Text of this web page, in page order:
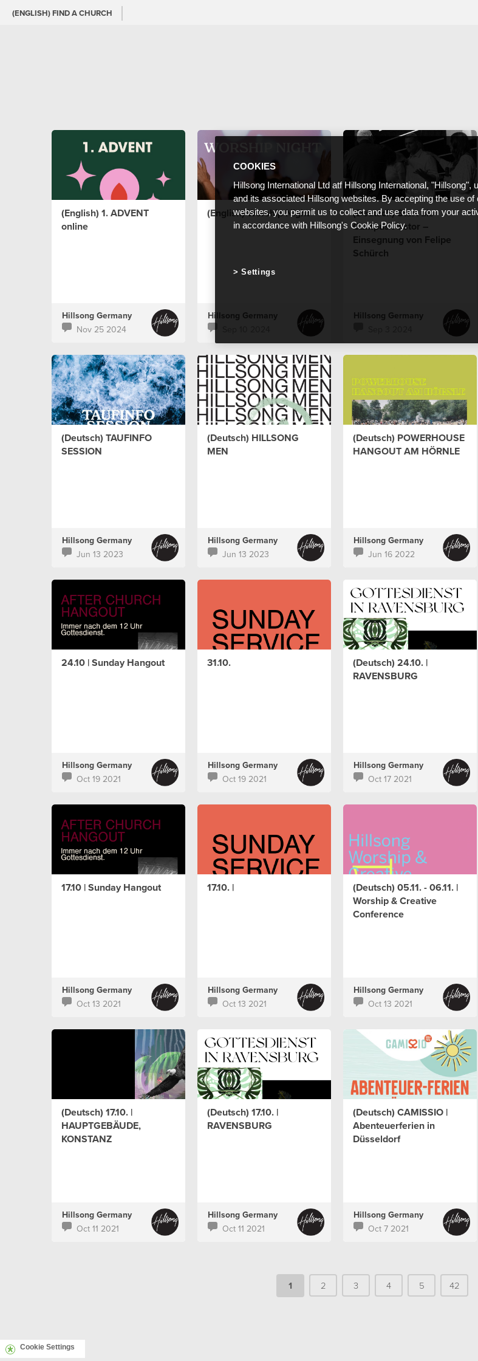
(ENGLISH) FIND A CHURCH
(English) 1. ADVENT
online
Hillsong Germany
Nov 25 2024
(English) Worship Night
Hillsong Germany
(Deutsch) Start als
Campus Pastor –
Einsegnung von Felipe
Schürch
Hillsong Germany
(Deutsch) TAUFINFO
SESSION
Hillsong Germany
Jun 13 2023
(Deutsch) HILLSONG
MEN
Hillsong Germany
Jun 13 2023
(Deutsch) POWERHOUSE
HANGOUT AM HÖRNLE
Hillsong Germany
Jun 16 2022
24.10 | Sunday Hangout
Hillsong Germany
Oct 19 2021
31.10.
Hillsong Germany
Oct 19 2021
(Deutsch) 24.10. |
RAVENSBURG
Hillsong Germany
Oct 17 2021
17.10 | Sunday Hangout
Hillsong Germany
Oct 13 2021
17.10. |
Hillsong Germany
Oct 13 2021
(Deutsch) 05.11. - 06.11. |
Worship & Creative
Conference
Hillsong Germany
Oct 13 2021
(Deutsch) 17.10. |
HAUPTGEBÄUDE,
KONSTANZ
Hillsong Germany
Oct 11 2021
(Deutsch) 17.10. |
RAVENSBURG
Hillsong Germany
Oct 11 2021
(Deutsch) CAMISSIO |
Abenteuerferien in
Düsseldorf
Hillsong Germany
Oct 7 2021
1 2 3 4 5 42
Cookie Settings
COOKIES
Hillsong International Ltd atf Hillsong International, "Hillsong",
and its associated Hillsong websites. By accepting the use of
websites, you permit us to collect and use data from your
in accordance with Hillsong's Cookie Policy.
Settings